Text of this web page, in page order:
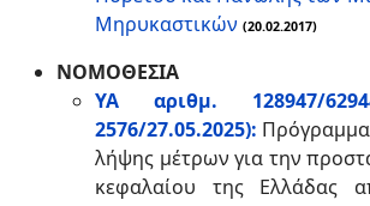
Μηρυκαστικών (20.02.2017)
ΝΟΜΟΘΕΣΙΑ
ΥΑ αριθμ. 128947/
2576/27.05.2025):
λήψης μέτρων για την
κεφαλαίου της Ελλάδας